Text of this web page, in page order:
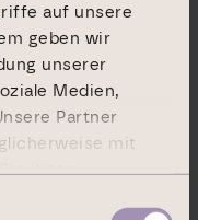
auf unsere
geben wir
unserer
Medien,
Partner
mit
ihnen
und